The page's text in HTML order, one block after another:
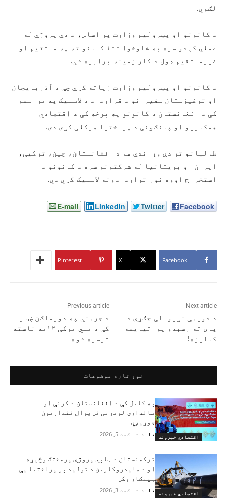
لګوي.
د کانونو او پټرولیم وزارت پر اساس، د دې پروژې له
عملي کېدو سره به شاوخوا ۱۰۰ کسانو ته په مستقیم او
غیرمستقیم ډول د کار زمینه برابره شي.
د کانونو او پټرولیم وزارت زیاته کړې چې د آذربایجان
او قرغیزستان سفیرانو د قرارداد د لاسلیک په مراسمو
کې د افغانستان د کانونو په برخه کې د اقتصادي
همکاریو او پانګونې د پراختیا هرکلی کړی دی.
طالبانو تر دې وړاندې هم د افغانستان، چین، ترکیې،
ایران او بریتانیا له شرکتونو سره د کانونو د
استخراج اووه نور قراردادونه لاسلیک کړي دي.
Facebook
Twitter
LinkedIn
E-mail
Facebook
X
Pinterest
Previous article
د جرمني په دورماګن ښار
کې د ملي مرکې ۱۲مه ناسته
ترسره شوه
Next article
د دويمې نړيوالې جګړې د
پای ته رسېدو يواتيايمه
کاليزه!
نور تازه موضوعات
اقتصادي خبرونه
په کابل کې د افغانستان د کرنې او
مالدارۍ لومړنی نړیوال نندارتون
جوړیږي
تاند - اګست 5, 2026
اقتصادي خبرونه
ترکمنستان د ټاپي پروژې پرمختګ وڅېړه
او د هایدروکاربن د تولید پر پراختیا یې
ټینګار وکړ
تاند - اګست 3, 2026